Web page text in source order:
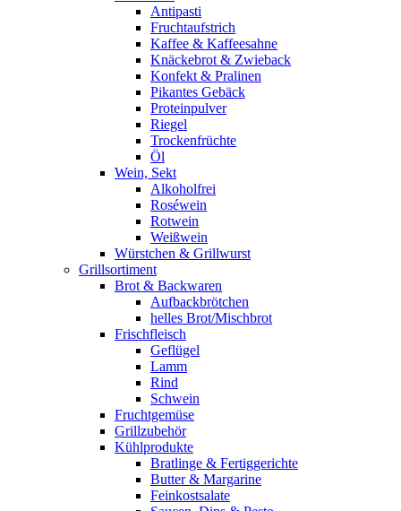
Antipasti
Fruchtaufstrich
Kaffee & Kaffeesahne
Knäckebrot & Zwieback
Konfekt & Pralinen
Pikantes Gebäck
Proteinpulver
Riegel
Trockenfrüchte
Öl
Wein, Sekt
Alkoholfrei
Roséwein
Rotwein
Weißwein
Würstchen & Grillwurst
Grillsortiment
Brot & Backwaren
Aufbackbrötchen
helles Brot/Mischbrot
Frischfleisch
Geflügel
Lamm
Rind
Schwein
Fruchtgemüse
Grillzubehör
Kühlprodukte
Bratlinge & Fertiggerichte
Butter & Margarine
Feinkostsalate